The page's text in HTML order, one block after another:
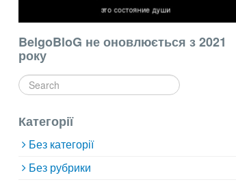
BelgoBloG не оновлюється з 2021
року
Категорії
Без категорії
Без рубрики